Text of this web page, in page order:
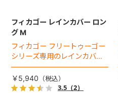
フィカゴー レインカバー ロン
グ M
フィカゴー フリートゥーゴー
シリーズ専用のレインカバ
ー。雨の日のお出かけも安
心。
￥5,940
3.5（2）